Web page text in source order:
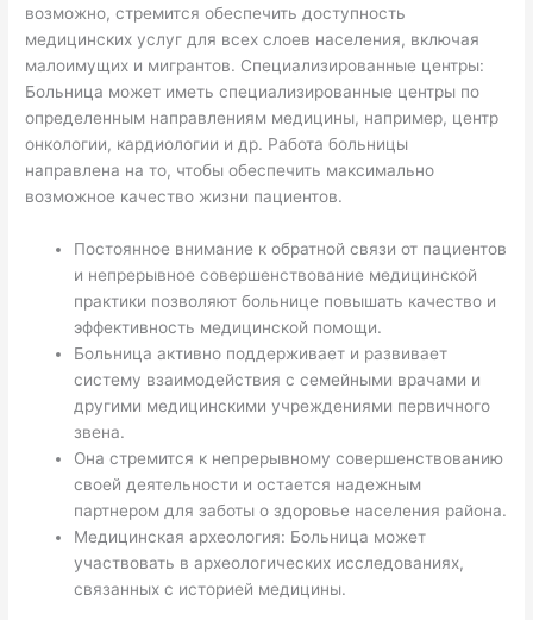
возможно, стремится обеспечить доступность
медицинских услуг для всех слоев населения, включая
малоимущих и мигрантов. Специализированные центры:
Больница может иметь специализированные центры по
определенным направлениям медицины, например, центр
онкологии, кардиологии и др. Работа больницы
направлена на то, чтобы обеспечить максимально
возможное качество жизни пациентов.
Постоянное внимание к обратной связи от пациентов
и непрерывное совершенствование медицинской
практики позволяют больнице повышать качество и
эффективность медицинской помощи.
Больница активно поддерживает и развивает
систему взаимодействия с семейными врачами и
другими медицинскими учреждениями первичного
звена.
Она стремится к непрерывному совершенствованию
своей деятельности и остается надежным
партнером для заботы о здоровье населения района.
Медицинская археология: Больница может
участвовать в археологических исследованиях,
связанных с историей медицины.